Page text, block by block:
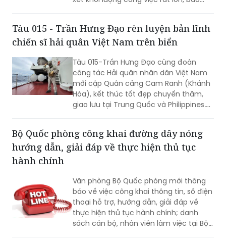
chiến sĩ hải quân Việt Nam trên biển
Tàu 015-Trần Hưng Đạo cùng đoàn
công tác Hải quân nhân dân Việt Nam
mới cập Quân cảng Cam Ranh (Khánh
Hòa), kết thúc tốt đẹp chuyến thăm,
giao lưu tại Trung Quốc và Philippines.
Trong điều kiện hoạt động liên tục trên
biển, tàu đã duy trì nghiêm các chế độ
trực sẵn sàng chiến đấu, trực canh, đi
ca; tổ chức luyện tập các phương án...
Bộ Quốc phòng công khai đường dây nóng
hướng dẫn, giải đáp về thực hiện thủ tục
Văn phòng Bộ Quốc phòng mới thông
thực hiện thủ tục hành chính; danh
sách cán bộ, nhân viên làm việc tại Bộ
phận Một cửa Bộ Quốc phòng.
Kế hoạch mới nâng cao chính sách ưu đãi,
tăng cường chăm lo người có công